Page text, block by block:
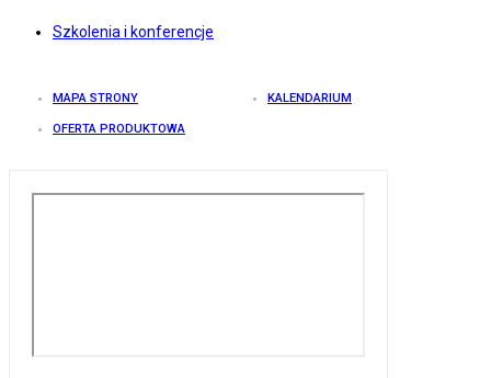
Szkolenia i konferencje
MAPA STRONY KALENDARIUM
OFERTA PRODUKTOWA